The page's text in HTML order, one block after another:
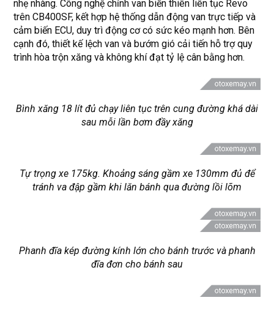
nhẹ nhàng. Công nghệ chỉnh van biến thiên liên tục Revo
trên CB400SF, kết hợp hệ thống dẫn động van trực tiếp và
cảm biến ECU, duy trì động cơ có sức kéo mạnh hơn. Bên
cạnh đó, thiết kế lệch van và bướm gió cải tiến hỗ trợ quy
trình hòa trộn xăng và không khí đạt tỷ lệ cân bằng hơn.
Bình xăng 18 lít đủ chạy liên tục trên cung đường khá dài
sau mỗi lần bơm đầy xăng
Tự trọng xe 175kg. Khoảng sáng gầm xe 130mm đủ để
tránh va đập gầm khi lăn bánh qua đường lồi lõm
Phanh đĩa kép đường kính lớn cho bánh trước và phanh
đĩa đơn cho bánh sau